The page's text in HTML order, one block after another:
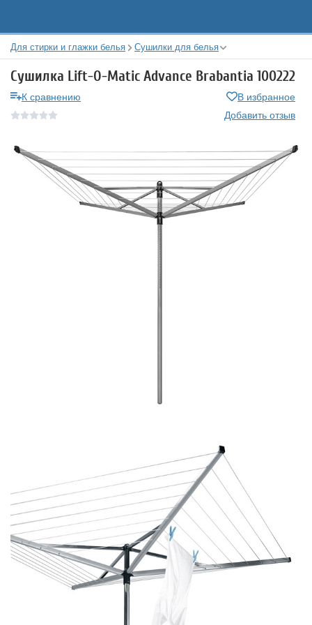
Для стирки и глажки белья Сушилки для белья
Сушилка Lift-O-Matic Advance Brabantia 100222
К сравнению
В избранное
Добавить отзыв